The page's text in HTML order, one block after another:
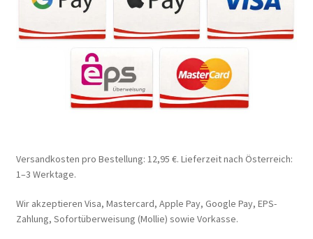
Versandkosten pro Bestellung: 12,95 €. Lieferzeit nach Österreich:
1–3 Werktage.
Wir akzeptieren Visa, Mastercard, Apple Pay, Google Pay, EPS-
Zahlung, Sofortüberweisung (Mollie) sowie Vorkasse.